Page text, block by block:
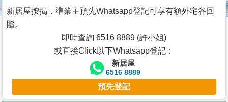
谷
按
客
新居屋按揭，準業主預先Whatsapp登記可享有額外宅谷回
贈。
即時查詢 6516 8889 (許小姐)
或直接Click以下Whatsapp登記：
新居屋
6516 8889
預先登記